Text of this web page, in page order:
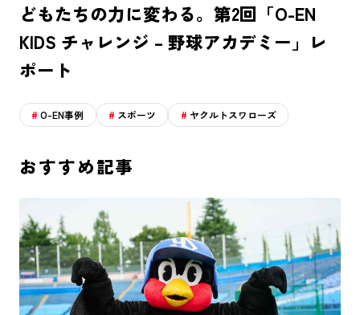
どもたちの力に変わる。第2回「O-EN
KIDS チャレンジ – 野球アカデミー」レ
ポート
O-EN事例 スポーツ ヤクルトスワローズ
おすすめ記事